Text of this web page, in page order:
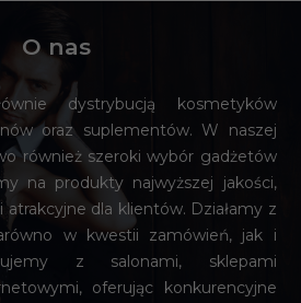
O nas
dystrybucją kosmetyków
oraz suplementów. W naszej
również szeroki wybór gadżetów
na produkty najwyższej jakości,
dla klientów. Działamy z
w kwestii zamówień, jak i
z salonami, sklepami
oferując konkurencyjne